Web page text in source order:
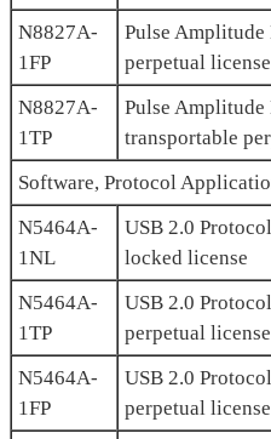
N8827A-
1FP
Pulse
perpetual license
N8827A-
1TP
Pulse
transportable
Software, Protocol
N5464A-
1NL
USB 2.0
locked license
N5464A-
1TP
USB 2.0
perpetual license
N5464A-
1FP
USB 2.0
perpetual license